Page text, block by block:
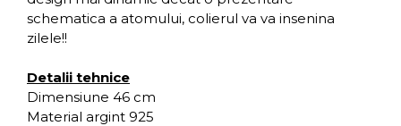
schematica a atomului, colierul va va insenina
zilele!!
Detalii tehnice
Dimensiune 46 cm
Material argint 925